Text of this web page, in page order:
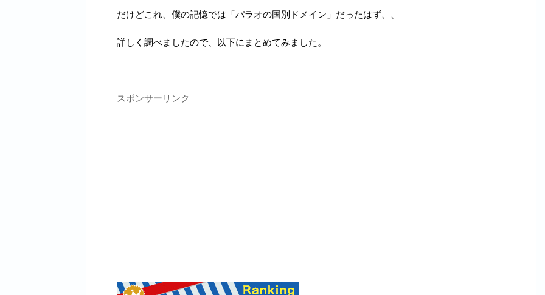
だけどこれ、僕の記憶では「パラオの国別ドメイン」だったはず、、
詳しく調べましたので、以下にまとめてみました。
スポンサーリンク